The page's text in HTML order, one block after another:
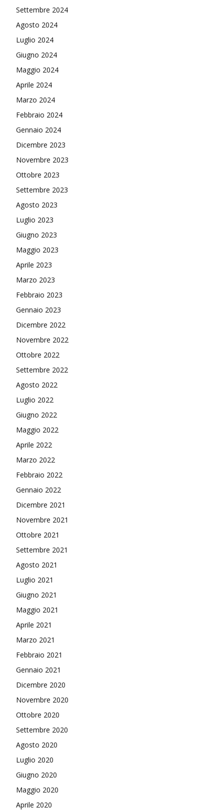
Settembre 2024
Agosto 2024
Luglio 2024
Giugno 2024
Maggio 2024
Aprile 2024
Marzo 2024
Febbraio 2024
Gennaio 2024
Dicembre 2023
Novembre 2023
Ottobre 2023
Settembre 2023
Agosto 2023
Luglio 2023
Giugno 2023
Maggio 2023
Aprile 2023
Marzo 2023
Febbraio 2023
Gennaio 2023
Dicembre 2022
Novembre 2022
Ottobre 2022
Settembre 2022
Agosto 2022
Luglio 2022
Giugno 2022
Maggio 2022
Aprile 2022
Marzo 2022
Febbraio 2022
Gennaio 2022
Dicembre 2021
Novembre 2021
Ottobre 2021
Settembre 2021
Agosto 2021
Luglio 2021
Giugno 2021
Maggio 2021
Aprile 2021
Marzo 2021
Febbraio 2021
Gennaio 2021
Dicembre 2020
Novembre 2020
Ottobre 2020
Settembre 2020
Agosto 2020
Luglio 2020
Giugno 2020
Maggio 2020
Aprile 2020